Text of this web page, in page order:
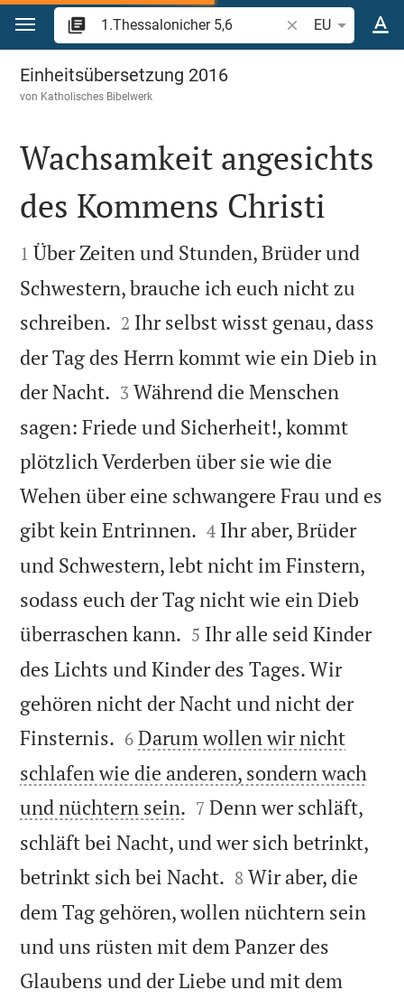
Zum Inhalt springen
Bibelstelle oder
EU
1.Thessalonicher 5
Einheitsübersetzung 2016
von Katholisches Bibelwerk

Wachsamkeit angesichts
des Kommens Christi

1 Über Zeiten und Stunden, Brüder und
Schwestern, brauche ich euch nicht zu
schreiben. 

2 Ihr selbst wisst genau, dass
der Tag des Herrn kommt wie ein Dieb in
der Nacht. 

3 Während die Menschen
sagen: Friede und Sicherheit!, kommt
plötzlich Verderben über sie wie die
Wehen über eine schwangere Frau und es
gibt kein Entrinnen. 

4 Ihr aber, Brüder
und Schwestern, lebt nicht im Finstern,
sodass euch der Tag nicht wie ein Dieb
überraschen kann. 

5 Ihr alle seid Kinder
des Lichts und Kinder des Tages. Wir
gehören nicht der Nacht und nicht der
Finsternis. 

6 Darum wollen wir nicht
schlafen wie die anderen, sondern wach
und nüchtern sein. 

7 Denn wer schläft,
schläft bei Nacht, und wer sich betrinkt,
betrinkt sich bei Nacht. 

8 Wir aber, die
dem Tag gehören, wollen nüchtern sein
und uns rüsten mit dem Panzer des
Glaubens und der Liebe und mit dem